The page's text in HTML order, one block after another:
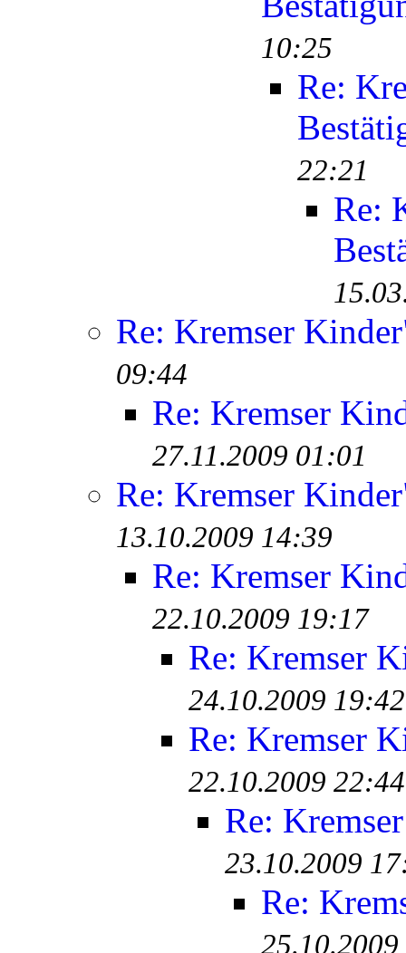
10:25
Re:
22:21
Re:
Re: Kremser
09:44
Re: Kremser
27.11.2009 01:01
Re: Kremser
13.10.2009 14:39
Re: Kremser
22.10.2009 19:17
Re: Kremser
24.10.2009 19:42
Re: Kremser
22.10.2009 22:44
Re:
23.10.2009
Re: